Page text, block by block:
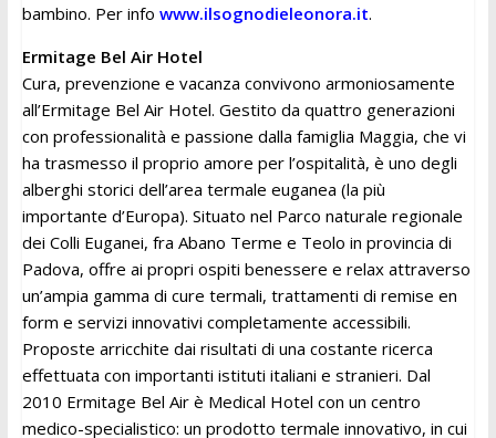
bambino. Per info www.ilsognodieleonora.it.
Ermitage Bel Air Hotel
Cura, prevenzione e vacanza convivono armoniosamente
all’Ermitage Bel Air Hotel. Gestito da quattro generazioni
con professionalità e passione dalla famiglia Maggia, che vi
ha trasmesso il proprio amore per l’ospitalità, è uno degli
alberghi storici dell’area termale euganea (la più
importante d’Europa). Situato nel Parco naturale regionale
dei Colli Euganei, fra Abano Terme e Teolo in provincia di
Padova, offre ai propri ospiti benessere e relax attraverso
un’ampia gamma di cure termali, trattamenti di remise en
form e servizi innovativi completamente accessibili.
Proposte arricchite dai risultati di una costante ricerca
effettuata con importanti istituti italiani e stranieri. Dal
2010 Ermitage Bel Air è Medical Hotel con un centro
medico-specialistico: un prodotto termale innovativo, in cui